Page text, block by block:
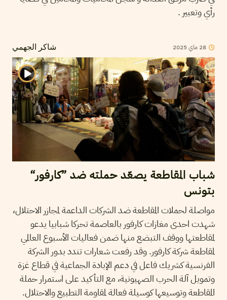
رأي وتعبير .
شاكر الجهمي 28 ماي 2025
شباب المقاطعة يصعّد حملته ضد ”كارفور“
بتونس
مواصلة لحملات المقاطعة ضد الشركات الداعمة لمجازر الاحتلال،
شهدت احدى مغازات كارفور بالعاصمة تحركا شبابيا يدعو
لمقاطعتها ووقف التبضع منها ضمن فعاليات الأسبوع العالمي
لمقاطعة شركة كارفور. وقد رفعت شعارات تندد بدور الشركة
الفرنسية كشريك فاعل في دعم الإبادة الجماعية في قطاع غزة
وتمويل آلة الحرب الصهيونية، مع التأكيد على استمرار حملة
المقاطعة وتوسيعها كوسيلة فعالة لمقاومة التطبيع والاحتلال.